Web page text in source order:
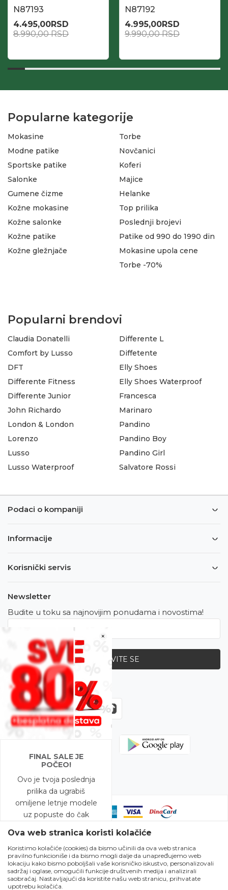
×
FINAL SALE JE
POČEO!
Ovo je tvoja poslednja
prilika da ugrabiš
omiljene letnje modele
uz popuste do čak
A to nije sve – na
modele snižene do
-50% očekuje te i
BESPLATNA DOSTAVA!
N87193
4.495,00RSD
8.990,00RSD
N87192
4.995,00RSD
9.990,00RSD
Popularne kategorije
Mokasine
Modne patike
Sportske patike
Salonke
Gumene čizme
Torbe
Novčanici
Koferi
Majice
Helanke
Kožne mokasine
Kožne salonke
Kožne patike
Kožne gležnjače
Top prilika
Poslednji brojevi
Patike od 990 do 1990 din
Mokasine upola cene
Torbe -70%
Popularni brendovi
Claudia Donatelli
Comfort by Lusso
DFT
Differente Fitness
Differente Junior
Differente L
Diffetente
Elly Shoes
Elly Shoes Waterproof
Francesca
John Richardo
London & London
Lorenzo
Lusso
Lusso Waterproof
Marinaro
Pandino
Pandino Boy
Pandino Girl
Salvatore Rossi
Podaci o kompaniji
Informacije
Korisnički servis
Newsletter
Budite u toku sa najnovijim ponudama i novostima!
PRIJAVITE SE
Zapratite nas
Nastojimo da budemo što precizniji u opisu proizvoda, prikazu slika i
samih cena, ali ne možemo garantovati da su sve informacije kompletne
i bez grešaka. Svi artikli prikazani na sajtu su deo naše ponude i ne
podrazumeva da su dostupni u svakom trenutku. Raspoloživost robe
Ova web stranica koristi kolačiće
Koristimo kolačiće (cookies) da bismo učinili da ova web stranica
pravilno funkcioniše i da bismo mogli dalje da unapređujemo web
lokaciju kako bismo poboljšali vaše korisničko iskustvo, personalizovali
sadržaj i oglase, omogućili funkcije društvenih medija i analizirali
saobraćaj. Nastavljajući da koristite našu web stranicu, prihvatate
upotrebu kolačića.